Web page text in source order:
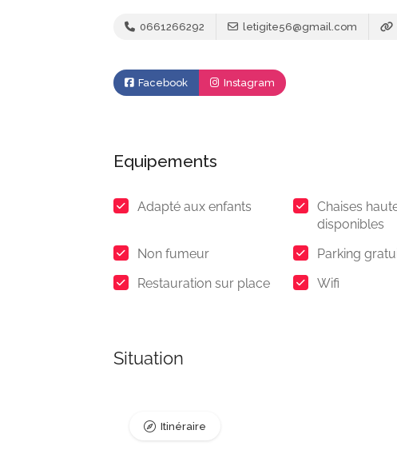
0661266292 letigite56@gmail.com
Facebook Instagram
Equipements
Adapté aux enfants
Chaises
disponibles
Non fumeur Parking
Restauration sur place
Wifi
Situation
Itinéraire